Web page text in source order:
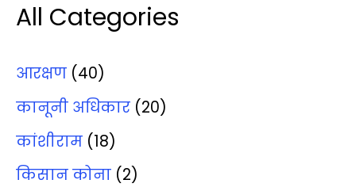
All Categories
आरक्षण (40)
कानूनी अधिकार (20)
कांशीराम (18)
किसान कोना (2)